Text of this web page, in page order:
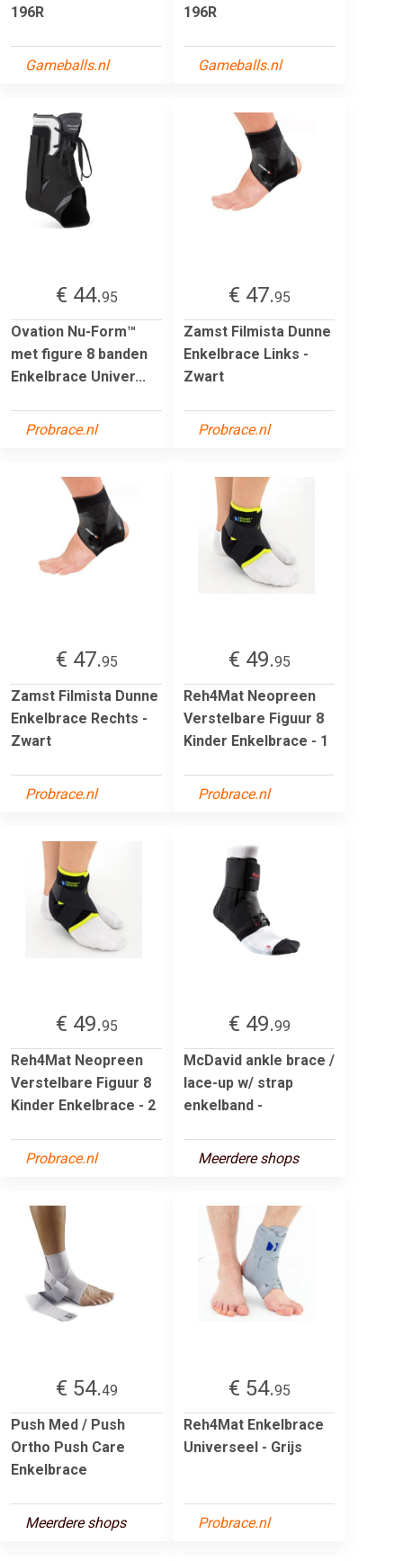
196R
Gameballs.nl
196R
Gameballs.nl
€ 44.95
Ovation Nu-Form™
met figure 8 banden
Enkelbrace Univer...
Probrace.nl
€ 47.95
Zamst Filmista Dunne
Enkelbrace Links -
Zwart
Probrace.nl
€ 47.95
Zamst Filmista Dunne
Enkelbrace Rechts -
Zwart
Probrace.nl
€ 49.95
Reh4Mat Neopreen
Verstelbare Figuur 8
Kinder Enkelbrace - 1
Probrace.nl
€ 49.95
Reh4Mat Neopreen
Verstelbare Figuur 8
Kinder Enkelbrace - 2
Probrace.nl
€ 49.99
McDavid ankle brace /
lace-up w/ strap
enkelband -
Meerdere shops
€ 54.49
Push Med / Push
Ortho Push Care
Enkelbrace
Meerdere shops
€ 54.95
Reh4Mat Enkelbrace
Universeel - Grijs
Probrace.nl